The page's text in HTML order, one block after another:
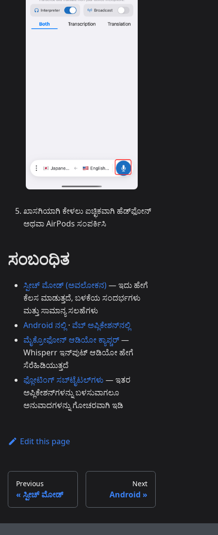
ಖಾಸಗಿಯಾಗಿ ಕೇಳಲು ಐಚ್ಛಿಕವಾಗಿ ಹೆಡ್‌ಫೋನ್
ಅಥವಾ AirPods ಸಂಪರ್ಕಿಸಿ
ಸಂಬಂಧಿತ
ಸ್ಪೀಚ್ ಮೋಡ್ (ಅವಲೋಕನ)— ಇದು ಹೇಗೆ
ಕೆಲಸ ಮಾಡುತ್ತದೆ, ಬಳಕೆಯ ಸಂದರ್ಭಗಳು
ಮತ್ತು ಸಾಮಾನ್ಯ ಸಲಹೆಗಳು
Android ನಲ್ಲಿ · ವೆಬ್ ಅಪ್ಲಿಕೇಶನ್‌ನಲ್ಲಿ
ಮೈಕ್ರೋಫೋನ್ ಆಡಿಯೋ ಕ್ಯಾಪ್ಚರ್—
Whisperr ಇನ್‌ಪುಟ್ ಆಡಿಯೋ ಹೇಗೆ
ಸೆರೆಹಿಡಿಯುತ್ತದೆ
ಫ್ಲೋಟಿಂಗ್ ಸಬ್‌ಟೈಟಲ್‌ಗಳು — ಇತರ
ಅಪ್ಲಿಕೇಶನ್‌ಗಳನ್ನು ಬಳಸುವಾಗಲೂ
ಅನುವಾದಗಳನ್ನು ಗೋಚರವಾಗಿ ಇಡಿ
Edit this page
Previous
ಸ್ಪೀಚ್ ಮೋಡ್
Next
Android